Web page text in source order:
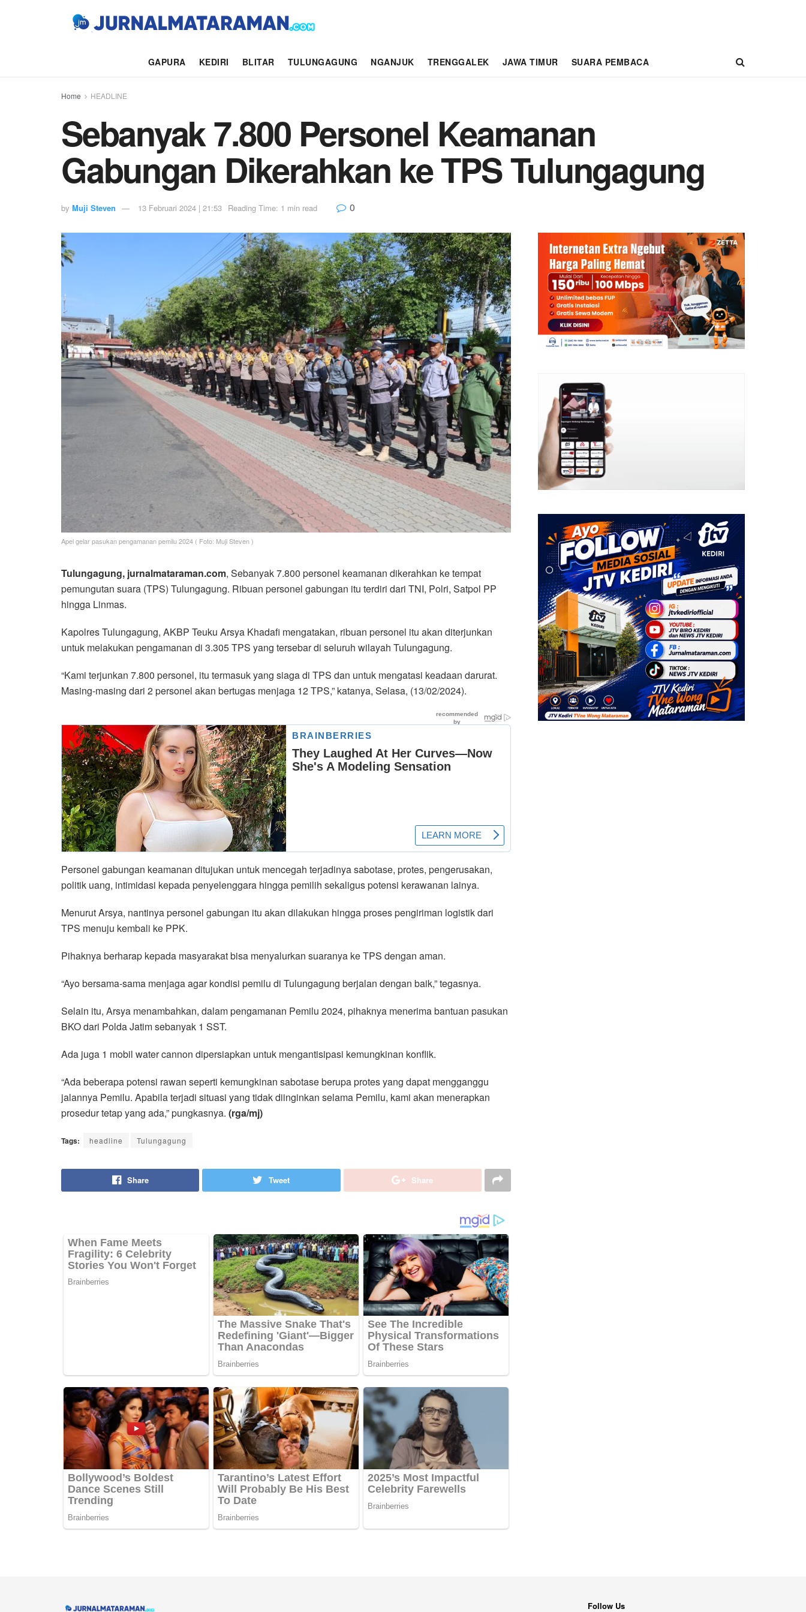
GAPURA KEDIRI BLITAR TULUNGAGUNG NGANJUK TRENGGALEK JAWA TIMUR SUARA PEMBACA
Home HEADLINE
Sebanyak 7.800 Personel Keamanan
Gabungan Dikerahkan ke TPS Tulungagung
by Muji Steven 13 Februari 2024 | 21:53 Reading Time: 1 min read 0
Apel gelar pasukan pengamanan pemilu 2024 ( Foto: Muji Steven )
Tulungagung, jurnalmataraman.com, Sebanyak 7.800 personel keamanan dikerahkan ke tempat
pemungutan suara (TPS) Tulungagung. Ribuan personel gabungan itu terdiri dari TNI, Polri, Satpol PP
hingga Linmas.
Kapolres Tulungagung, AKBP Teuku Arsya Khadafi mengatakan, ribuan personel itu akan diterjunkan
untuk melakukan pengamanan di 3.305 TPS yang tersebar di seluruh wilayah Tulungagung.
“Kami terjunkan 7.800 personel, itu termasuk yang siaga di TPS dan untuk mengatasi keadaan darurat.
Masing-masing dari 2 personel akan bertugas menjaga 12 TPS,” katanya, Selasa, (13/02/2024).
Personel gabungan keamanan ditujukan untuk mencegah terjadinya sabotase, protes, pengerusakan,
politik uang, intimidasi kepada penyelenggara hingga pemilih sekaligus potensi kerawanan lainya.
Menurut Arsya, nantinya personel gabungan itu akan dilakukan hingga proses pengiriman logistik dari
TPS menuju kembali ke PPK.
Pihaknya berharap kepada masyarakat bisa menyalurkan suaranya ke TPS dengan aman.
“Ayo bersama-sama menjaga agar kondisi pemilu di Tulungagung berjalan dengan baik,” tegasnya.
Selain itu, Arsya menambahkan, dalam pengamanan Pemilu 2024, pihaknya menerima bantuan pasukan
BKO dari Polda Jatim sebanyak 1 SST.
Ada juga 1 mobil water cannon dipersiapkan untuk mengantisipasi kemungkinan konflik.
“Ada beberapa potensi rawan seperti kemungkinan sabotase berupa protes yang dapat mengganggu
jalannya Pemilu. Apabila terjadi situasi yang tidak diinginkan selama Pemilu, kami akan menerapkan
prosedur tetap yang ada,” pungkasnya. (rga/mj)
Tags: headline Tulungagung
Share Tweet Share
Follow Us